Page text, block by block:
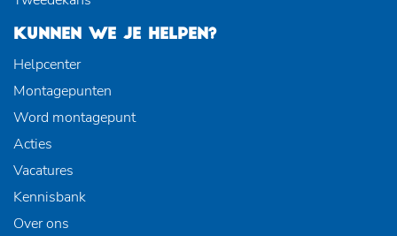
KUNNEN WE JE HELPEN?
Helpcenter
Montagepunten
Word montagepunt
Acties
Vacatures
Kennisbank
Over ons